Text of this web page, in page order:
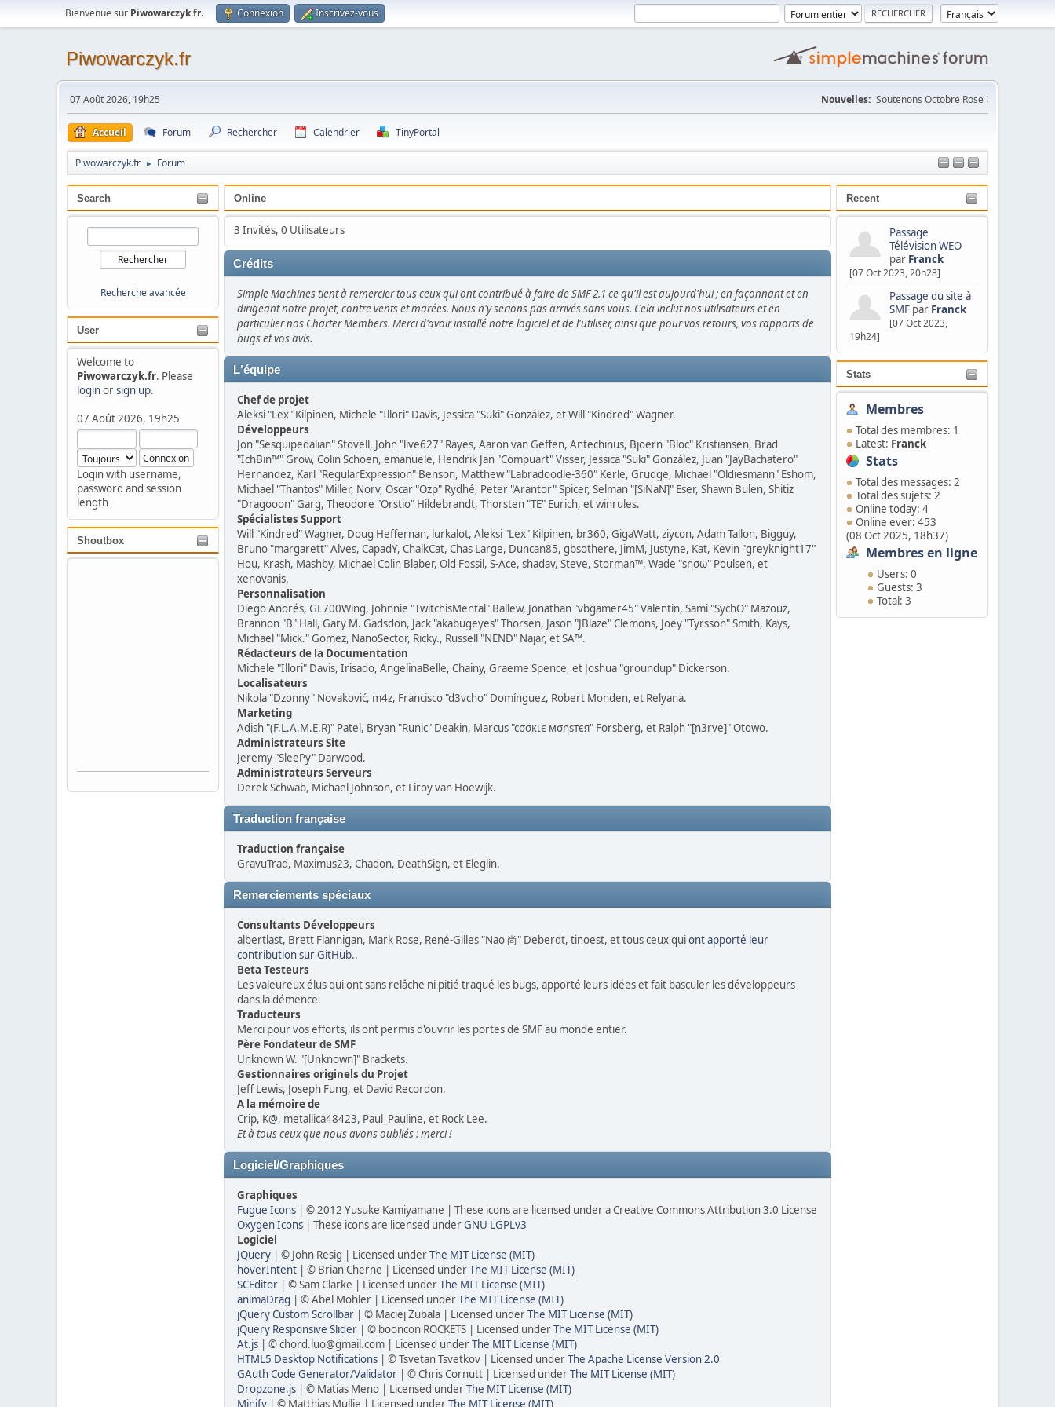
Bienvenue sur Piwowarczyk.fr. Connexion Inscrivez-vous
Piwowarczyk.fr
07 Août 2026, 19h25 Nouvelles: Soutenons Octobre Rose !
Accueil Forum Rechercher Calendrier TinyPortal
Piwowarczyk.fr ► Forum
Search
Recherche avancée
User
Welcome to
Piwowarczyk.fr. Please
loginorsign up.
07 Août 2026, 19h25
Login with username,
password and session
length
Shoutbox
Recent
Passage
Télévision WEO
par Franck
[07 Oct 2023, 20h28]
Passage du site à
SMF par Franck
[07 Oct 2023,
19h24]
Stats
Membres
Total des membres: 1
Latest: Franck
Stats
Total des messages: 2
Total des sujets: 2
Online today: 4
Online ever: 453
(08 Oct 2025, 18h37)
Membres en ligne
Users: 0
Guests: 3
Total: 3
Online
3 Invités, 0 Utilisateurs
Crédits
Simple Machines tient à remercier tous ceux qui ont contribué à faire de SMF 2.1 ce qu'il est aujourd'hui ; en façonnant et en
dirigeant notre projet, contre vents et marées. Nous n'y serions pas arrivés sans vous. Cela inclut nos utilisateurs et en
particulier nos Charter Members. Merci d'avoir installé notre logiciel et de l'utiliser, ainsi que pour vos retours, vos rapports de
bugs et vos avis.
L'équipe
Chef de projet
Aleksi "Lex" Kilpinen, Michele "Illori" Davis, Jessica "Suki" González, et Will "Kindred" Wagner.
Développeurs
Jon "Sesquipedalian" Stovell, John "live627" Rayes, Aaron van Geffen, Antechinus, Bjoern "Bloc" Kristiansen, Brad
"IchBin™" Grow, Colin Schoen, emanuele, Hendrik Jan "Compuart" Visser, Jessica "Suki" González, Juan "JayBachatero"
Hernandez, Karl "RegularExpression" Benson, Matthew "Labradoodle-360" Kerle, Grudge, Michael "Oldiesmann" Eshom,
Michael "Thantos" Miller, Norv, Oscar "Ozp" Rydhé, Peter "Arantor" Spicer, Selman "[SiNaN]" Eser, Shawn Bulen, Shitiz
"Dragooon" Garg, Theodore "Orstio" Hildebrandt, Thorsten "TE" Eurich, et winrules.
Spécialistes Support
Will "Kindred" Wagner, Doug Heffernan, lurkalot, Aleksi "Lex" Kilpinen, br360, GigaWatt, ziycon, Adam Tallon, Bigguy,
Bruno "margarett" Alves, CapadY, ChalkCat, Chas Large, Duncan85, gbsothere, JimM, Justyne, Kat, Kevin "greyknight17"
Hou, Krash, Mashby, Michael Colin Blaber, Old Fossil, S-Ace, shadav, Steve, Storman™, Wade "sησω" Poulsen, et
xenovanis.
Personnalisation
Diego Andrés, GL700Wing, Johnnie "TwitchisMental" Ballew, Jonathan "vbgamer45" Valentin, Sami "SychO" Mazouz,
Brannon "B" Hall, Gary M. Gadsdon, Jack "akabugeyes" Thorsen, Jason "JBlaze" Clemons, Joey "Tyrsson" Smith, Kays,
Michael "Mick." Gomez, NanoSector, Ricky., Russell "NEND" Najar, et SA™.
Rédacteurs de la Documentation
Michele "Illori" Davis, Irisado, AngelinaBelle, Chainy, Graeme Spence, et Joshua "groundup" Dickerson.
Localisateurs
Nikola "Dzonny" Novaković, m4z, Francisco "d3vcho" Domínguez, Robert Monden, et Relyana.
Marketing
Adish "(F.L.A.M.E.R)" Patel, Bryan "Runic" Deakin, Marcus "cσσкιє мσηѕтєя" Forsberg, et Ralph "[n3rve]" Otowo.
Administrateurs Site
Jeremy "SleePy" Darwood.
Administrateurs Serveurs
Derek Schwab, Michael Johnson, et Liroy van Hoewijk.
Traduction française
Traduction française
GravuTrad, Maximus23, Chadon, DeathSign, et Eleglin.
Remerciements spéciaux
Consultants Développeurs
albertlast, Brett Flannigan, Mark Rose, René-Gilles "Nao 尚" Deberdt, tinoest, et tous ceux quiont apporté leur
contribution sur GitHub..
Beta Testeurs
Les valeureux élus qui ont sans relâche ni pitié traqué les bugs, apporté leurs idées et fait basculer les développeurs
dans la démence.
Traducteurs
Merci pour vos efforts, ils ont permis d'ouvrir les portes de SMF au monde entier.
Père Fondateur de SMF
Unknown W. "[Unknown]" Brackets.
Gestionnaires originels du Projet
Jeff Lewis, Joseph Fung, et David Recordon.
A la mémoire de
Crip, K@, metallica48423, Paul_Pauline, et Rock Lee.
Et à tous ceux que nous avons oubliés : merci !
Logiciel/Graphiques
Graphiques
Fugue Icons | © 2012 Yusuke Kamiyamane | These icons are licensed under a Creative Commons Attribution 3.0 License
Oxygen Icons | These icons are licensed underGNU LGPLv3
Logiciel
JQuery | © John Resig | Licensed underThe MIT License (MIT)
hoverIntent | © Brian Cherne | Licensed underThe MIT License (MIT)
SCEditor | © Sam Clarke | Licensed underThe MIT License (MIT)
animaDrag | © Abel Mohler | Licensed underThe MIT License (MIT)
jQuery Custom Scrollbar | © Maciej Zubala | Licensed underThe MIT License (MIT)
jQuery Responsive Slider | © booncon ROCKETS | Licensed underThe MIT License (MIT)
At.js | © chord.luo@gmail.com | Licensed underThe MIT License (MIT)
HTML5 Desktop Notifications | © Tsvetan Tsvetkov | Licensed underThe Apache License Version 2.0
GAuth Code Generator/Validator | © Chris Cornutt | Licensed underThe MIT License (MIT)
Dropzone.js | © Matias Meno | Licensed underThe MIT License (MIT)
Minify | © Matthias Mullie | Licensed underThe MIT License (MIT)